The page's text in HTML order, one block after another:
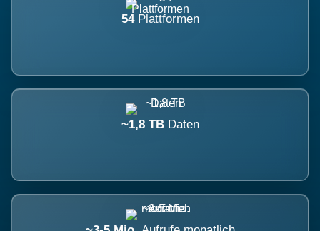
54 Plattformen
~1,8 TB Daten